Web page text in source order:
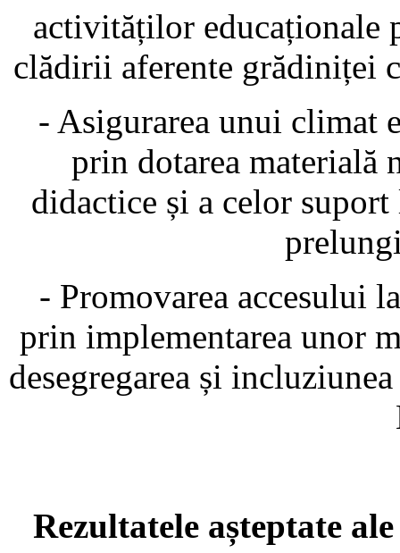
activităților educaționale
clădirii aferente grădiniței
- Asigurarea unui climat
prin dotarea materială
didactice și a celor
- Promovarea accesului
prin implementarea unor
desegregarea și
Rezultatele așteptate